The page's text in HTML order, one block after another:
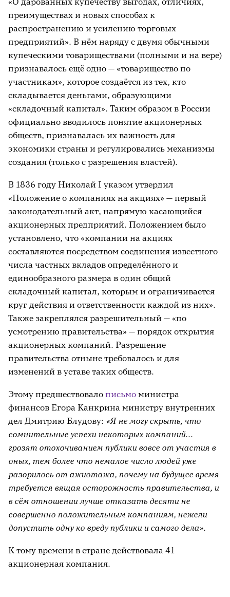
преимуществах и новых способах к
распространению и усилению торговых
предприятий». В нём наряду с двумя обычными
купеческими товариществами (полными и на вере)
признавалось ещё одно — «товарищество по
участникам», которое создаётся из тех, кто
складывается деньгами, образующими
«складочный капитал». Таким образом в России
официально вводилось понятие акционерных
обществ, признавалась их важность для
экономики страны и регулировались механизмы
создания (только с разрешения властей).
В 1836 году Николай I указом утвердил
«Положение о компаниях на акциях» — первый
законодательный акт, напрямую касающийся
акционерных предприятий. Положением было
установлено, что «компании на акциях
составляются посредством соединения известного
числа частных вкладов определённого и
единообразного размера в один общий
складочный капитал, которым и ограничивается
круг действия и ответственности каждой из них».
Также закреплялся разрешительный — «по
усмотрению правительства» — порядок открытия
акционерных компаний. Разрешение
правительства отныне требовалось и для
изменений в уставе таких обществ.
Этому предшествовало письмо министра
финансов Егора Канкрина министру внутренних
дел Дмитрию Блудову: «Я не могу скрыть, что
сомнительные успехи некоторых компаний...
грозят отохочиванием публики вовсе от участия в
оных, тем более что немалое число людей уже
разорилось от ажиотажа, почему на будущее время
требуется вящая осторожность правительства, и
в сём отношении лучше отказать десяти не
совершенно положительным компаниям, нежели
допустить одну ко вреду публики и самого дела».
К тому времени в стране действовала 41
акционерная компания.